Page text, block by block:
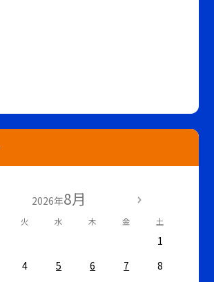
2026年8月
火 水 木 金 土
1
4 5 6 7
8